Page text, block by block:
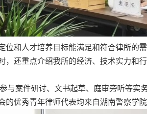
和人才培养目标能满足和符合律所的
还重点介绍我所的经济、技术实力和
与案件研讨、文书起草、庭审旁听等
优秀青年律师代表均来自湖南警察学